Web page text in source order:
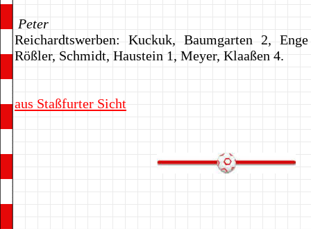
Peter
Reichardtswerben: Kuckuk, Baumgarten 2,
Rößler, Schmidt, Haustein 1, Meyer, Klaaßen 4.
aus Staßfurter Sicht